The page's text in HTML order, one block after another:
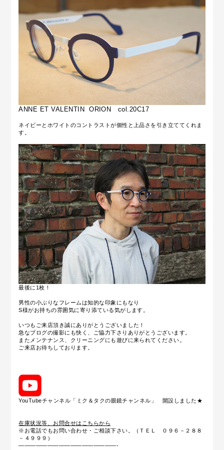
ANNE ET VALENTIN ORION col.20C17
ネイビーとホワイトのコントラストが個性と上品さを引き立ててくれま
す。
最後に1枚！
男性の小ぶりなフレームは知的な印象にもなり
S様がお持ちの雰囲気に寄り添ている気がします。
いつもご来店頂き誠にありがとうございました！
急なブログの撮影にも快く、ご協力下さりありがとうございます。
またメンテナンス、クリーニングにも遊びに来られてください。
ご来店お待ちしております。
YouTubeチャンネル「ミク＆タクの眼鏡チャンネル」 開設しました★
在庫状況等、お問合せはこちらから
※お電話でもお問い合わせ・ご相談下さい。（ＴＥＬ ０９６－２８８
－４９９９）
—————————————————-